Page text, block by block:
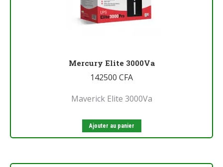
Mercury Elite 3000Va
142500 CFA
Maverick Elite 3000Va
Ajouter au panier